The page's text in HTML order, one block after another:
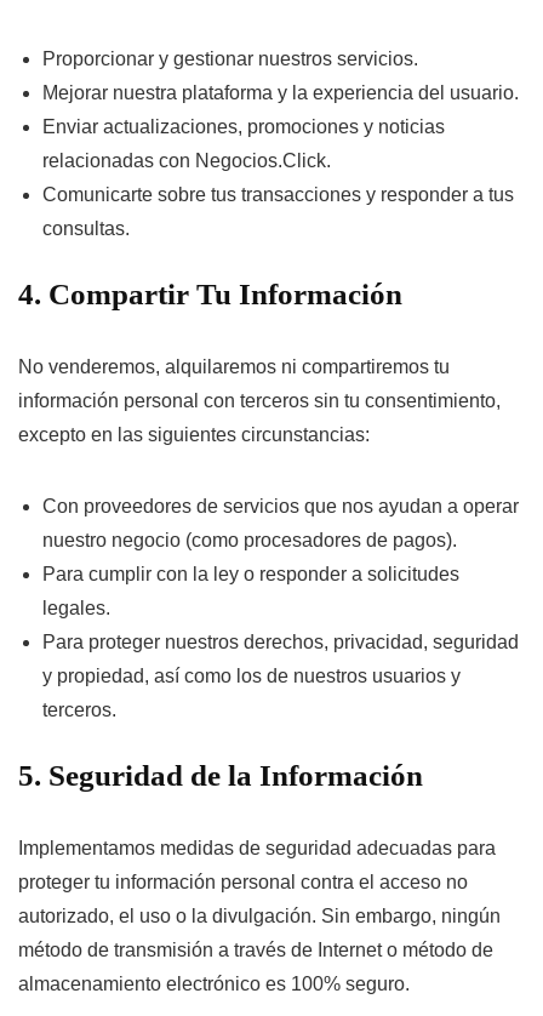
Proporcionar y gestionar nuestros servicios.
Mejorar nuestra plataforma y la experiencia del usuario.
Enviar actualizaciones, promociones y noticias
relacionadas con Negocios.Click.
Comunicarte sobre tus transacciones y responder a tus
consultas.
4. Compartir Tu Información
No venderemos, alquilaremos ni compartiremos tu
información personal con terceros sin tu consentimiento,
excepto en las siguientes circunstancias:
Con proveedores de servicios que nos ayudan a operar
nuestro negocio (como procesadores de pagos).
Para cumplir con la ley o responder a solicitudes
legales.
Para proteger nuestros derechos, privacidad, seguridad
y propiedad, así como los de nuestros usuarios y
terceros.
5. Seguridad de la Información
Implementamos medidas de seguridad adecuadas para
proteger tu información personal contra el acceso no
autorizado, el uso o la divulgación. Sin embargo, ningún
método de transmisión a través de Internet o método de
almacenamiento electrónico es 100% seguro.